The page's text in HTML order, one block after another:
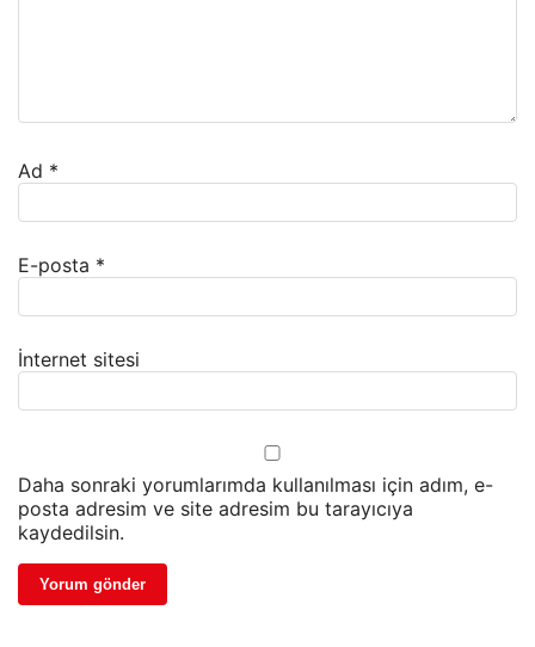
Ad *
E-posta *
İnternet sitesi
Daha sonraki yorumlarımda kullanılması için adım, e-
posta adresim ve site adresim bu tarayıcıya
kaydedilsin.